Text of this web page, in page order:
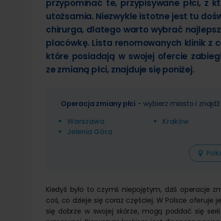
Liposukcja brzucha
Leczenie ginekomastii
Powiększanie penisa kwasem
Lipoliza
Leczenie otyłości
Endoskopowe zmniejszenie żołądka
Overstitch
Laparoskopowe leczenie otyłości
Resekcja żołądka laparoskopowo
Chirurgiczne leczenie otyłości
Leczenie otyłości balonem
przypominać te, przypisywane płci, z
utożsamia. Niezwykle istotne jest tu
chirurga, dlatego warto wybrać
placówkę. Lista renomowanych klinik z
które posiadają w swojej ofercie
ze zmianą płci, znajduje się poniżej.
Operacja zmiany płci - wybierz miasto i
Warszawa
Kraków
Jelenia Góra
Kiedyś było to czymś niepojętym, dziś operacje
coś, co dzieje się coraz częściej. W Polsce oferuje
się dobrze w swojej skórze, mogą poddać się